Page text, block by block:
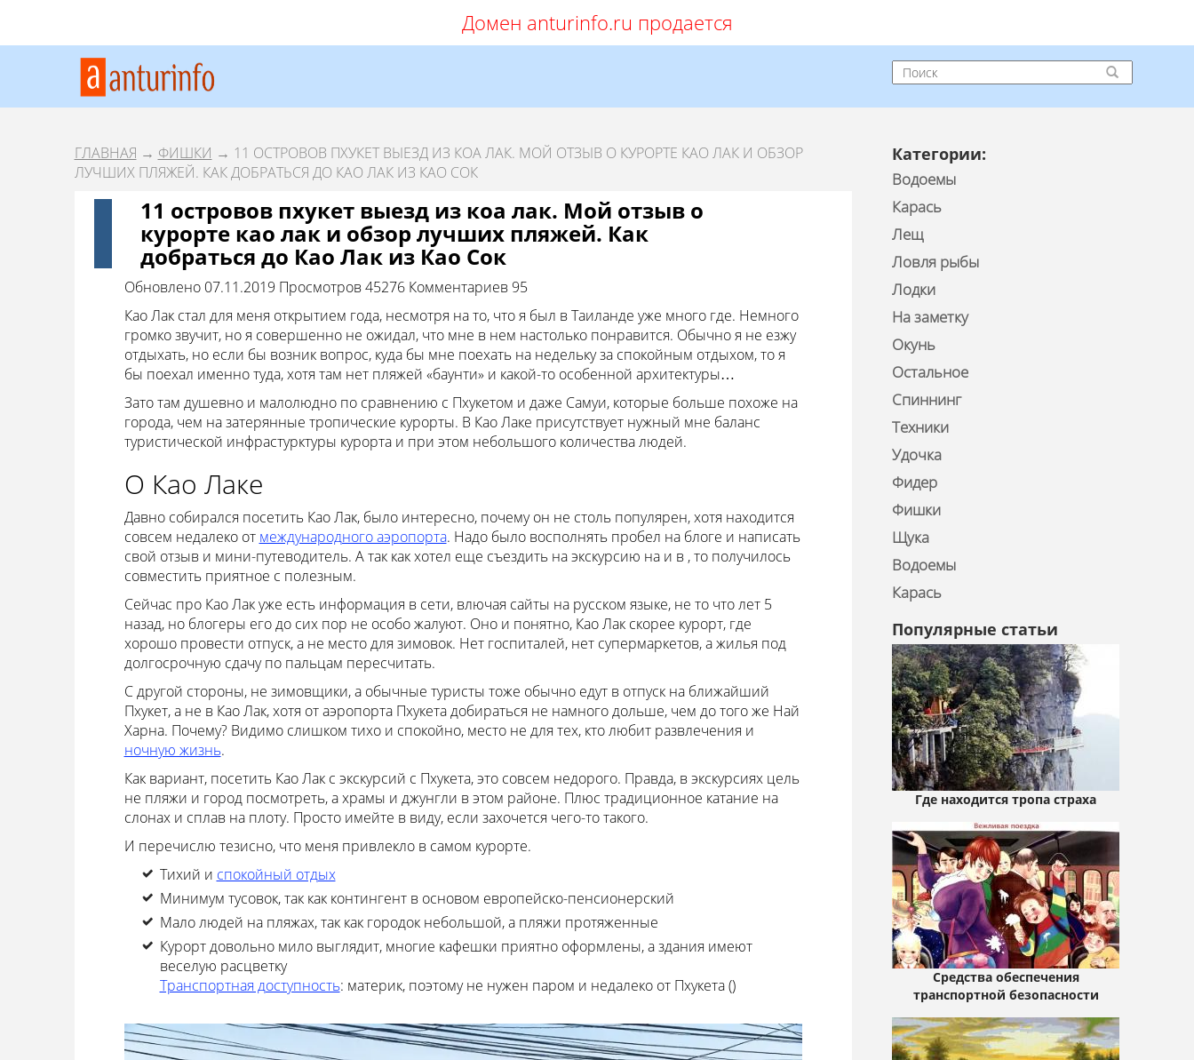
Домен anturinfo.ru продается
ГЛАВНАЯ → ФИШКИ → 11 ОСТРОВОВ ПХУКЕТ ВЫЕЗД ИЗ КОА ЛАК. МОЙ ОТЗЫВ О КУРОРТЕ КАО ЛАК И ОБЗОР
ЛУЧШИХ ПЛЯЖЕЙ. КАК ДОБРАТЬСЯ ДО КАО ЛАК ИЗ КАО СОК
11 островов пхукет выезд из коа лак. Мой отзыв о
курорте као лак и обзор лучших пляжей. Как
добраться до Као Лак из Као Сок
Обновлено 07.11.2019 Просмотров 45276 Комментариев 95
Као Лак стал для меня открытием года, несмотря на то, что я был в Таиланде уже много где. Немного
громко звучит, но я совершенно не ожидал, что мне в нем настолько понравится. Обычно я не езжу
отдыхать, но если бы возник вопрос, куда бы мне поехать на недельку за спокойным отдыхом, то я
бы поехал именно туда, хотя там нет пляжей «баунти» и какой-то особенной архитектуры…
Зато там душевно и малолюдно по сравнению с Пхукетом и даже Самуи, которые больше похоже на
города, чем на затерянные тропические курорты. В Као Лаке присутствует нужный мне баланс
туристической инфрастурктуры курорта и при этом небольшого количества людей.
О Као Лаке
Давно собирался посетить Као Лак, было интересно, почему он не столь популярен, хотя находится
совсем недалеко от международного аэропорта. Надо было восполнять пробел на блоге и написать
свой отзыв и мини-путеводитель. А так как хотел еще съездить на экскурсию на и в , то получилось
совместить приятное с полезным.
Сейчас про Као Лак уже есть информация в сети, влючая сайты на русском языке, не то что лет 5
назад, но блогеры его до сих пор не особо жалуют. Оно и понятно, Као Лак скорее курорт, где
хорошо провести отпуск, а не место для зимовок. Нет госпиталей, нет супермаркетов, а жилья под
долгосрочную сдачу по пальцам пересчитать.
С другой стороны, не зимовщики, а обычные туристы тоже обычно едут в отпуск на ближайший
Пхукет, а не в Као Лак, хотя от аэропорта Пхукета добираться не намного дольше, чем до того же Най
Харна. Почему? Видимо слишком тихо и спокойно, место не для тех, кто любит развлечения и
ночную жизнь.
Как вариант, посетить Као Лак с экскурсий с Пхукета, это совсем недорого. Правда, в экскурсиях цель
не пляжи и город посмотреть, а храмы и джунгли в этом районе. Плюс традиционное катание на
слонах и сплав на плоту. Просто имейте в виду, если захочется чего-то такого.
И перечислю тезисно, что меня привлекло в самом курорте.
Тихий и спокойный отдых
Минимум тусовок, так как контингент в основом европейско-пенсионерский
Мало людей на пляжах, так как городок небольшой, а пляжи протяженные
Курорт довольно мило выглядит, многие кафешки приятно оформлены, а здания имеют
веселую расцветку
Транспортная доступность: материк, поэтому не нужен паром и недалеко от Пхукета ()
Категории:
Водоемы
Карась
Лещ
Ловля рыбы
Лодки
На заметку
Окунь
Остальное
Спиннинг
Техники
Удочка
Фидер
Фишки
Щука
Водоемы
Карась
Популярные статьи
Где находится тропа страха
Средства обеспечения
транспортной безопасности